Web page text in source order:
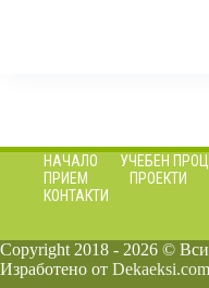
НАЧАЛО УЧЕБЕН
ПРИЕМ
ПРОЕКТИ
КОНТАКТИ
Copyright 2018 - 2026 ©
Изработено от Dekaeksi.com